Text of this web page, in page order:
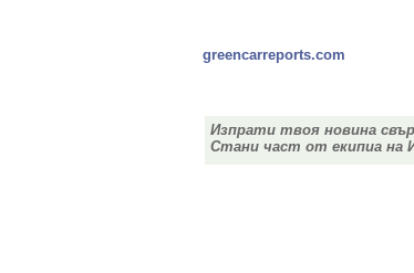
greencarreports.com
Изпрати твоя новина
Стани част от екипиа на